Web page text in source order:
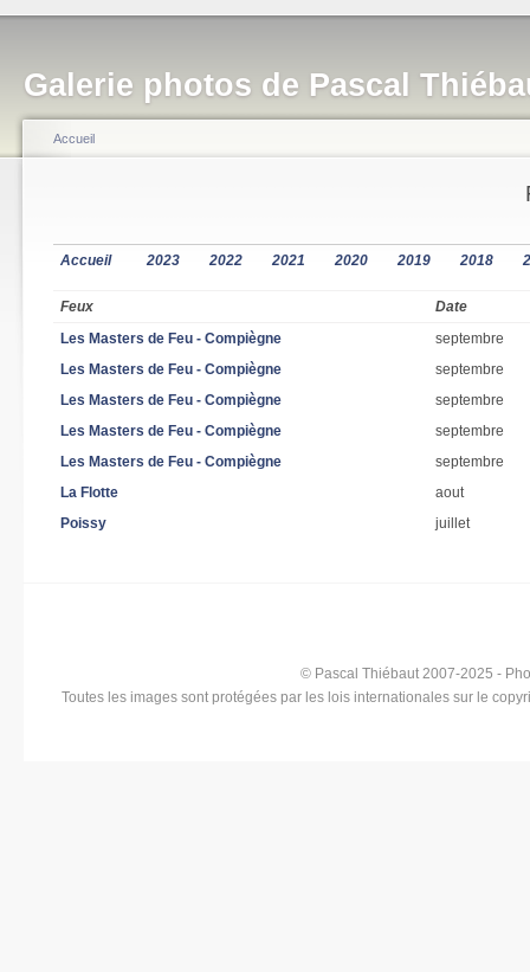
Galerie photos de Pascal
Accueil
Accueil 2023 2022 2021 2020 2019 2018
Feux
Date
Les Masters de Feu - Compiègne
septembre
Les Masters de Feu - Compiègne
septembre
Les Masters de Feu - Compiègne
septembre
Les Masters de Feu - Compiègne
septembre
Les Masters de Feu - Compiègne
septembre
La Flotte
aout
Poissy
juillet
© Pascal Thiébaut 2007-2025 -
Toutes les images sont protégées par les lois internationales sur le